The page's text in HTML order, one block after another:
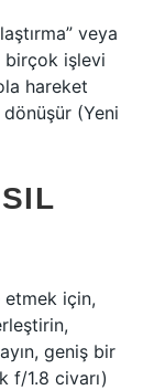
veya
birçok işlevi
hareket
(Yeni
etmek için,
geniş bir
f/1.8 civarı)